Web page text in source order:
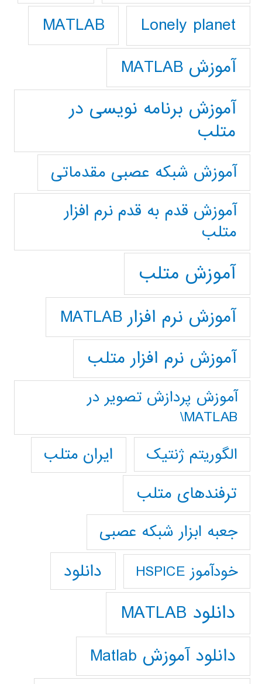
Lonely planet
MATLAB
آموزش MATLAB
آموزش برنامه نویسی در
متلب
آموزش شبکه عصبی مقدماتی
آموزش قدم به قدم نرم افزار
متلب
آموزش متلب
آموزش نرم افزار MATLAB
آموزش نرم افزار متلب
آموزش پردازش تصوير در
MATLAB\
الگوریتم ژنتیک
ایران متلب
ترفندهای متلب
جعبه ابزار شبکه عصبی
خودآموز HSPICE دانلود
دانلود MATLAB
دانلود آموزش Matlab